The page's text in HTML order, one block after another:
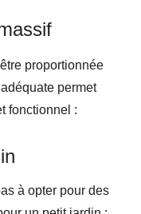
proportionnée
permet
fonctionnel :
à opter pour des